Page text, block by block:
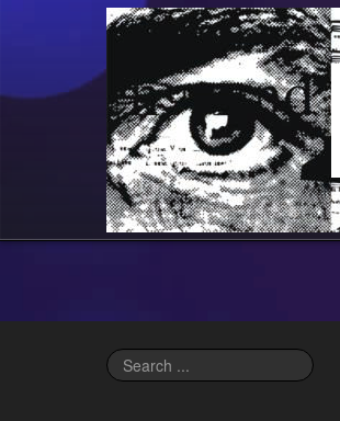
Search
...